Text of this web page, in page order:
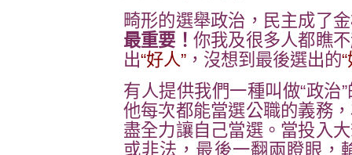
畸形的選舉政治，民主成了
最重要！ 你我及很多人都瞧
出“好人” ，沒想到最後選出的
有人提供我們一種叫做“政治
他每次都能當選公職的義務
盡全力讓自己當選。當投入
或非法，最後一翻兩瞪眼，